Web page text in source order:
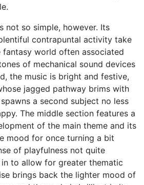
not so simple, however. Its
contrapuntal activity take
world often associated
of mechanical sound devices
the music is bright and festive,
jagged pathway brims with
a second subject no less
The middle section features a
of the main theme and its
mood for once turning a bit
of playfulness not quite
to allow for greater thematic
brings back the lighter mood of